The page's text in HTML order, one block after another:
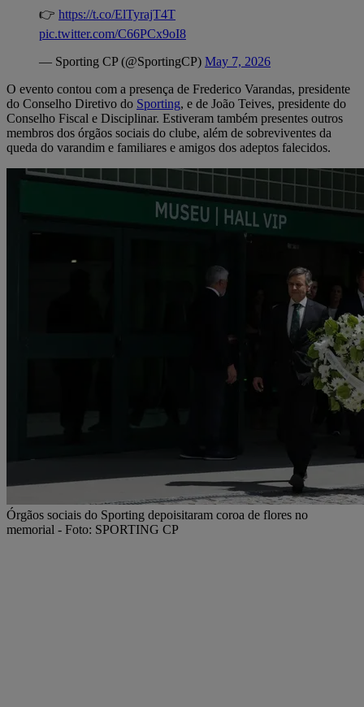
👉 https://t.co/ElTyrajT4T
pic.twitter.com/C66PCx9oI8
— Sporting CP (@SportingCP) May 7, 2026
O evento contou com a presença de Frederico Varandas, presidente
do Conselho Diretivo do Sporting, e de João Teives, presidente do
Conselho Fiscal e Disciplinar. Estiveram também presentes outros
membros dos órgãos sociais do clube, além de sobreviventes da
queda do varandim e familiares e amigos dos adeptos falecidos.
Órgãos sociais do Sporting depoisitaram coroa de flores no
memorial - Foto: SPORTING CP